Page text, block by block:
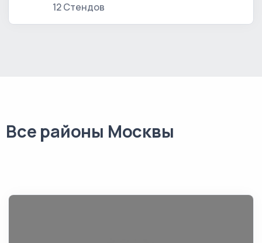
12 Стендов
Все районы Москвы